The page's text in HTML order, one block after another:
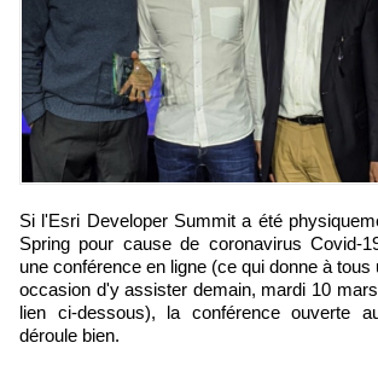
Si l'Esri Developer Summit a été physiquement annulé à Palm
Spring pour cause de coronavirus Covid-
une conférence en ligne (ce qui donne à tous
occasion d'y assister demain, mardi 10
lien ci-dessous), la conférence ouverte
déroule bien.